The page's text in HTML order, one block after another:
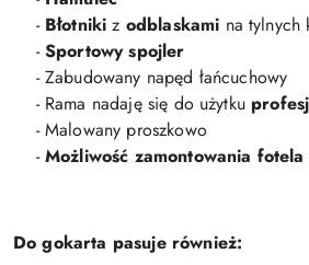
- Błotniki z odblaskami na tylnych
-Sportowy spojler
- Zabudowany napęd łańcuchowy
- Rama nadaję się do użytku
- Malowany proszkowo
-Możliwość zamontowania
Do gokarta pasuje również: